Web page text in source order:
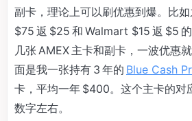
副卡，理论上可以刷优惠到爆。比
$75 返 $25 和 Walmart $15 返 $5
几张 AMEX 主卡和副卡，一波优惠
面是我一张持有 3 年的 Blue Cash
卡，平均一年 $400。这个主卡的对
数字左右。